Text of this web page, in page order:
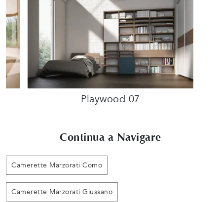
Playwood 07
Continua a Navigare
Camerette Marzorati Como
Camerette Marzorati Giussano